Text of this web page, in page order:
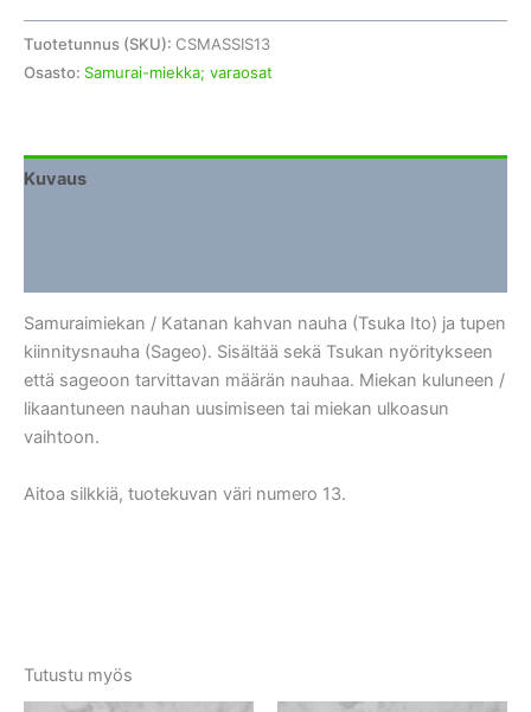
Tuotetunnus (SKU): CSMASSIS13
Osasto: Samurai-miekka; varaosat
Kuvaus
Samuraimiekan / Katanan kahvan nauha (Tsuka Ito) ja tupen
kiinnitysnauha (Sageo). Sisältää sekä Tsukan nyöritykseen
että sageoon tarvittavan määrän nauhaa. Miekan kuluneen /
likaantuneen nauhan uusimiseen tai miekan ulkoasun
vaihtoon.
Aitoa silkkiä, tuotekuvan väri numero 13.
Tutustu myös